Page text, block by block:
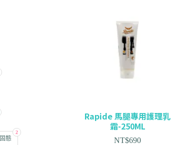
2
固態
Rapide 馬腿專用護理乳
霜-250ML
NT$690